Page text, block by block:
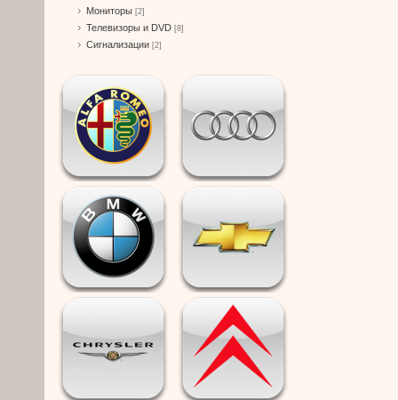
Мониторы [2]
Телевизоры и DVD [8]
Сигнализации [2]